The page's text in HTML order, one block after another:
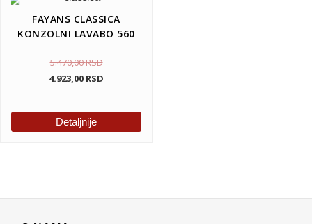
FAYANS CLASSICA
KONZOLNI LAVABO 560
5.470,00RSD
4.923,00 RSD
Detaljnije